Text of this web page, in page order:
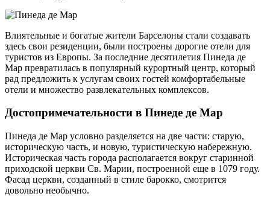
Влиятельные и богатые жители Барселоны стали создавать
здесь свои резиденции, были построены дорогие отели для
туристов из Европы. За последние десятилетия Пинеда де
Мар превратилась в популярный курортный центр, который
рад предложить к услугам своих гостей комфортабельные
отели и множество развлекательных комплексов.
Достопримечательности в Пинеде де Мар
Пинеда де Мар условно разделяется на две части: старую,
историческую часть, и новую, туристическую набережную.
Историческая часть города располагается вокруг старинной
приходской церкви Св. Марии, построенной еще в 1079 году.
Фасад церкви, созданный в стиле барокко, смотрится
довольно необычно.